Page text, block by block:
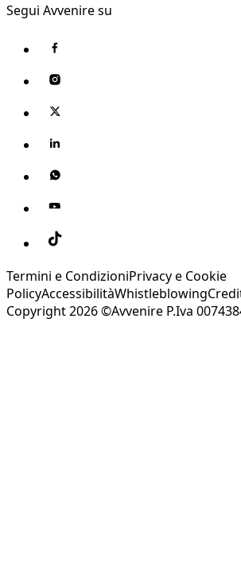
Segui Avvenire su
Termini e CondizioniPrivacy e Cookie
PolicyAccessibilitàWhistleblowing
Copyright 2026 ©Avvenire P.Iva